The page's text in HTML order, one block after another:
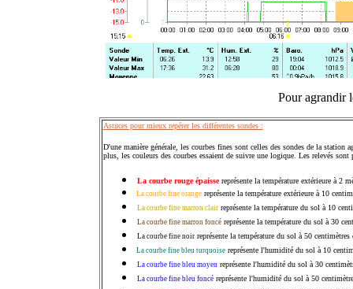
Pour agrandir
Astuces pour mieux repérer les différentes sondes :
D'une manière générale, les courbes fines sont celles des sondes de la station
plus, les couleurs des courbes essaient de suivre une logique. Les relevés
La courbe rouge épaissereprésente la température extérieure à 2
La courbe fine orange représente la température extérieure à 10
La courbe fine marron clair représente la température du sol à 10
La courbe fine marron foncé représente la température du sol à 30
La courbe fine noir représente la température du sol à 50
La courbe fine bleu turquoise représente l'humidité du sol à 10
La courbe fine bleu moyen représente l'humidité du sol à 30
La courbe fine bleu foncé représente l'humidité du sol à 50